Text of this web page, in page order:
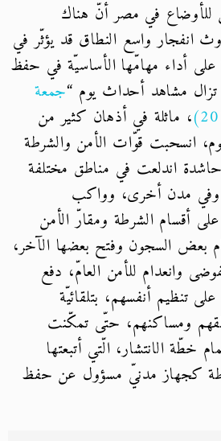
للأوضاع في مصر أنّ هناك
انفجار واسع النطاق قد يؤثّر في
على أداء مهامّها الأساسيّة في حفظ
تزال مشاهد أحداث يوم “جمعة
، ماثلة في أذهان كثير من
انسحبت قوّات الأمن والشرطة
اندلعت في مناطق مختلفة
وفي مدن أخرى، وواكب
أقسام الشرطة ومقارّ الأمن
بعض السجون وفتح بعضها الآخر،
وانعدام للأمن العامّ، دفع
تنظيم أنفسهم، بتلقائيّة
ومساكنهم، حتّى تمكّنت
خطّة الانتشار، الّتي أتبعتها
كجهاز مدنيّ مسؤول عن حفظ